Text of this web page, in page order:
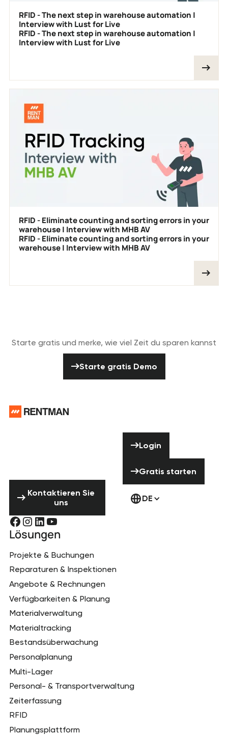
RFID - The next step in warehouse automation |
Interview with Lust for Live
RFID - The next step in warehouse automation |
Interview with Lust for Live
RFID - Eliminate counting and sorting errors in your
warehouse | Interview with MHB AV
RFID - Eliminate counting and sorting errors in your
warehouse | Interview with MHB AV
Starte gratis und merke, wie viel Zeit du sparen kannst
Starte gratis Demo
Kontaktieren Sie uns
Kontaktieren Sie
uns
Login
Gratis starten
DE
Lösungen
Projekte & Buchungen
Reparaturen & Inspektionen
Angebote & Rechnungen
Verfügbarkeiten & Planung
Materialverwaltung
Materialtracking
Bestandsüberwachung
Personalplanung
Multi-Lager
Personal- & Transportverwaltung
Zeiterfassung
RFID
Planungsplattform